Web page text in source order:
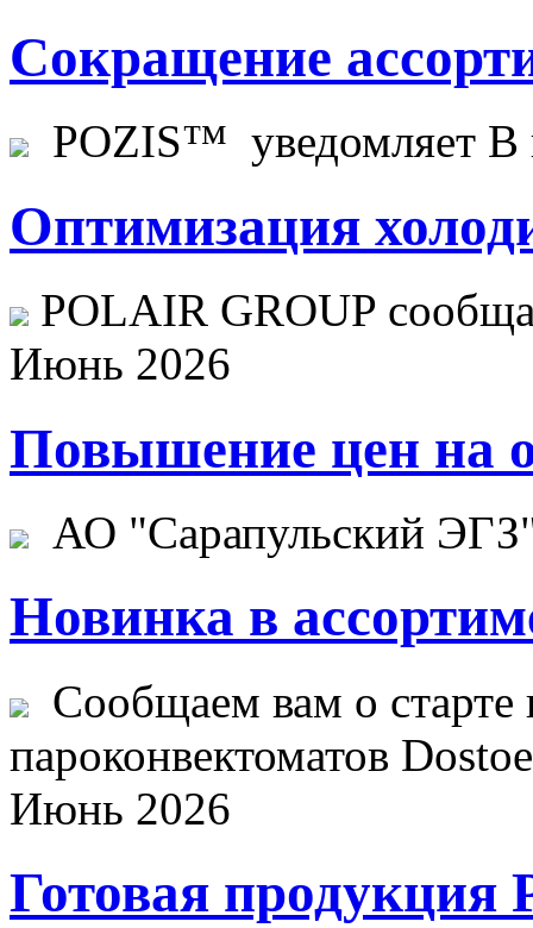
Сокращение
POZIS™ уведомляет В
Оптимизация
POLAIR GROUP
Июнь 2026
Повышение цен на
АО "Сарапульский
Новинка в
Сообщаем вам о старте
пароконвектоматов
Июнь 2026
Готовая продукция